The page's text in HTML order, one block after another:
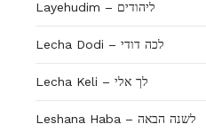
Layehudim – ליהודים
Lecha Dodi – לכה דודי
Lecha Keli – לך אלי
Leshana Haba – לשנה הבאה